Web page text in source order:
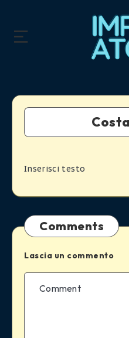
Inserisci testo
Comments
Lascia un commento